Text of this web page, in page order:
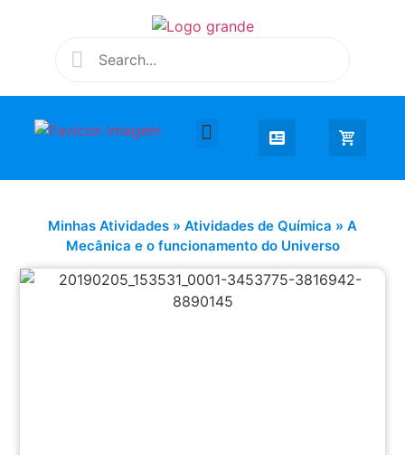
Minhas Atividades » Atividades de Química » A
Mecânica e o funcionamento do Universo